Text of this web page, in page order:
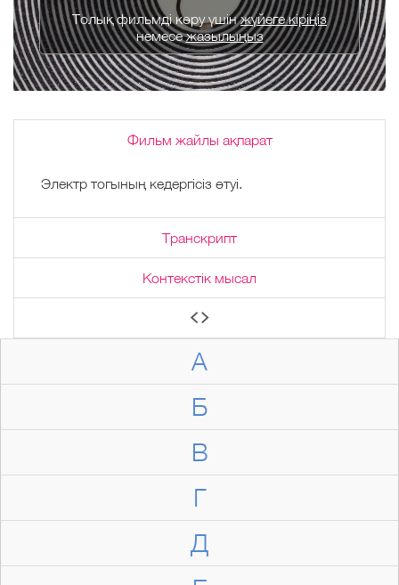
А
Б
В
Г
Д
Толық фильмді көру үшінжүйеге кіріңіз
немесежазылыңыз
Фильм жайлы ақпарат
Электр тогының кедергісіз өтуі.
Транскрипт
Контекстік мысал